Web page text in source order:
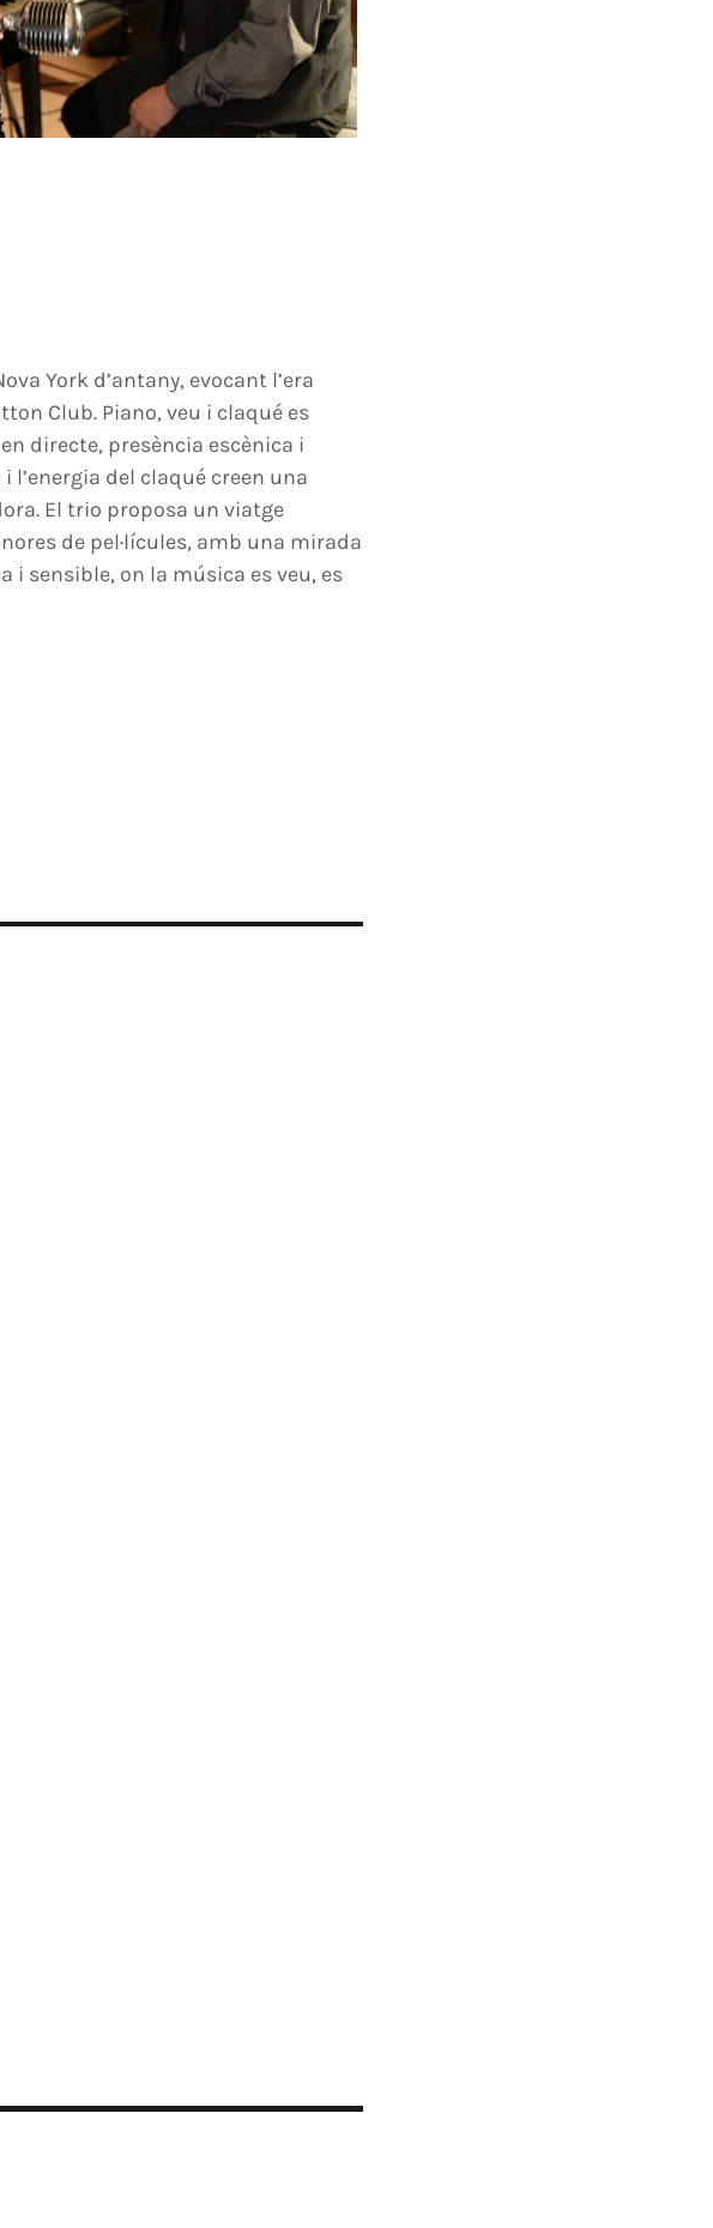
York d’antany, evocant l’era
Club. Piano, veu i claqué es
directe, presència escènica i
l’energia del claqué creen una
El trio proposa un viatge
de pel·lícules, amb una mirada
i sensible, on la música es veu, es